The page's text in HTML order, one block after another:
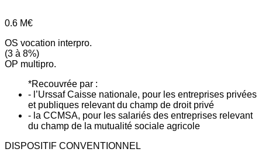
0.6 M€
OS vocation interpro.
(3 à 8%)
OP multipro.
*Recouvrée par :
- l’Urssaf Caisse nationale, pour les entreprises privées
et publiques relevant du champ de droit privé
- la CCMSA, pour les salariés des entreprises relevant
du champ de la mutualité sociale agricole
DISPOSITIF CONVENTIONNEL